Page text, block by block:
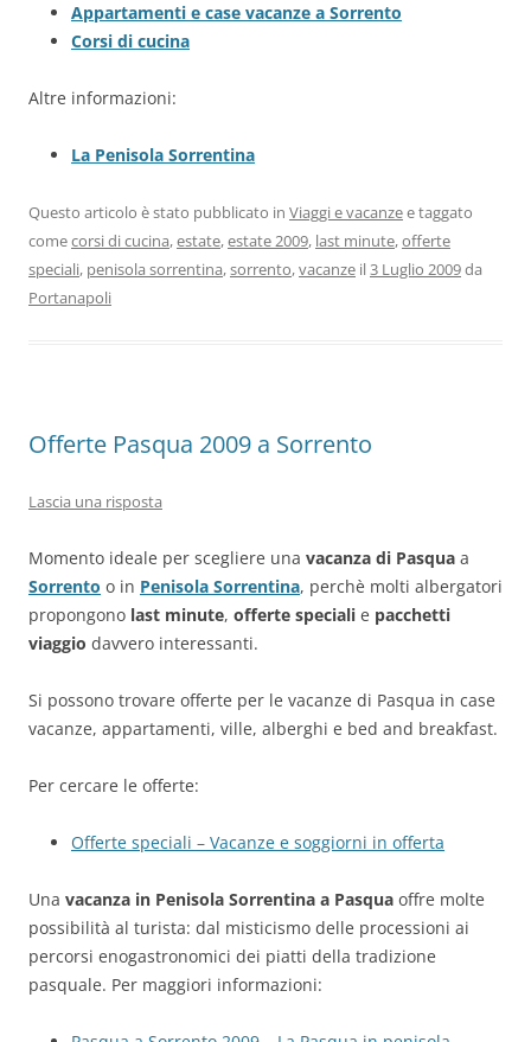
Appartamenti e case vacanze a Sorrento
Corsi di cucina
Altre informazioni:
La Penisola Sorrentina
Questo articolo è stato pubblicato in Viaggi e vacanzee taggato
comecorsi di cucina,estate,estate 2009, last minute,offerte
speciali, penisola sorrentina,sorrento,vacanze il3 Luglio 2009da
Portanapoli
Offerte Pasqua 2009 a Sorrento
Lascia una risposta
Momento ideale per scegliere una vacanza di Pasqua a
Sorrento o in Penisola Sorrentina, perchè molti albergatori
propongono last minute, offerte speciali e pacchetti
viaggio davvero interessanti.
Si possono trovare offerte per le vacanze di Pasqua in case
vacanze, appartamenti, ville, alberghi e bed and breakfast.
Per cercare le offerte:
Offerte speciali – Vacanze e soggiorni in offerta
Una vacanza in Penisola Sorrentina a Pasqua offre molte
possibilità al turista: dal misticismo delle processioni ai
percorsi enogastronomici dei piatti della tradizione
pasquale. Per maggiori informazioni: